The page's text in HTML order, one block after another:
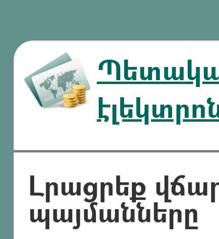
Լրացրեք
պայմանները